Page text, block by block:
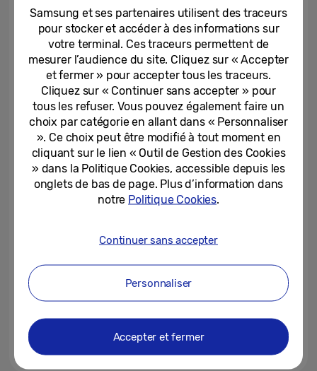
Galaxy Buds4 Pro : la
technologie qui se cache
derrière les Appels ultra-clairs
02-07-2026
Samsung Galaxy : une nouvelle
forme se dessine
01-07-2026
Le Galaxy Book6 Edge est
Samsung présente le Galaxy
25-06-2026
Samsung et ses partenaires utilisent des traceurs
pour stocker et accéder à des informations sur
votre terminal. Ces traceurs permettent de
mesurer l’audience du site. Cliquez sur « Accepter
et fermer » pour accepter tous les traceurs.
Cliquez sur « Continuer sans accepter » pour
tous les refuser. Vous pouvez également faire un
choix par catégorie en allant dans « Personnaliser
». Ce choix peut être modifié à tout moment en
cliquant sur le lien « Outil de Gestion des Cookies
» dans la Politique Cookies, accessible depuis les
onglets de bas de page. Plus d’information dans
notre Politique Cookies.
Continuer sans accepter
Personnaliser
Accepter et fermer